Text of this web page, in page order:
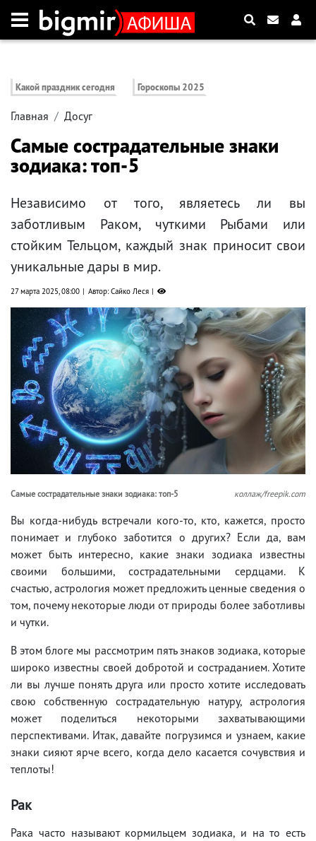
Какой праздник сегодня Гороскопы 2025
Главная Досуг
Самые сострадательные знаки
зодиака: топ-5
Независимо от того, являетесь ли вы
заботливым Раком, чуткими Рыбами или
стойким Тельцом, каждый знак приносит свои
уникальные дары в мир.
27 марта 2025, 08:00 Автор: Сайко Леся
Самые сострадательные знаки зодиака: топ-5 коллаж/freepik.com
Вы когда-нибудь встречали кого-то, кто, кажется, просто
понимает и глубоко заботится о других? Если да, вам
может быть интересно, какие знаки зодиака известны
своими большими, сострадательными сердцами. К
счастью, астрология может предложить ценные сведения о
том, почему некоторые люди от природы более заботливы
и чутки.
В этом блоге мы рассмотрим пять знаков зодиака, которые
широко известны своей добротой и состраданием. Хотите
ли вы лучше понять друга или просто хотите исследовать
свою собственную сострадательную натуру, астрология
может поделиться некоторыми захватывающими
перспективами. Итак, давайте погрузимся и узнаем, какие
знаки сияют ярче всего, когда дело касается сочувствия и
теплоты!
Рак
Рака часто называют кормильцем зодиака, и на то есть